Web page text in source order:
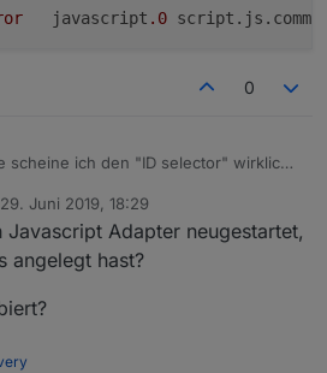
	javascript
.0
0
scheine ich den "ID selector" wirklich
29. Juni 2019, 18:29
von
Javascript Adapter neugestartet,
angelegt hast?